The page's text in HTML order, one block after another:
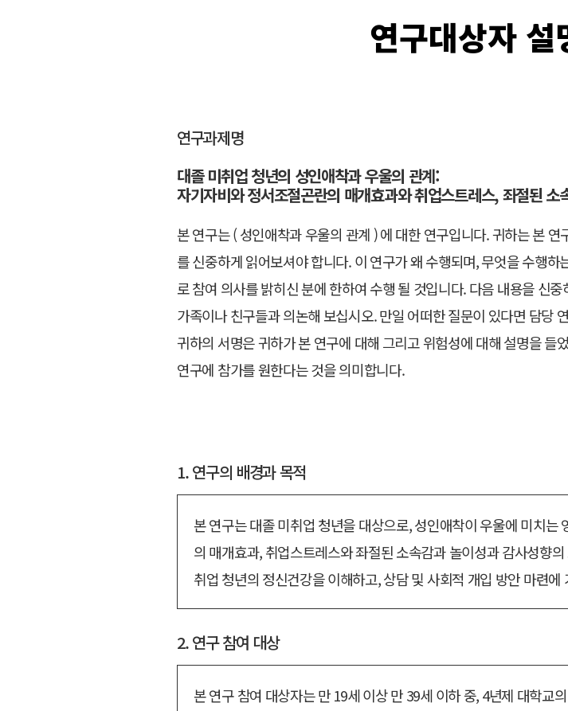
연구대상자 설
연구과제명
대졸 미취업 청년의 성인애착과 우울의 관계:
자기자비와 정서조절곤란의 매개효과와 취업스트레스, 좌절된
본 연구는 ( 성인애착과 우울의 관계 ) 에 대한 연구입니다. 귀하는 본
를 신중하게 읽어보셔야 합니다. 이 연구가 왜 수행되며, 무엇을 수행
로 참여 의사를 밝히신 분에 한하여 수행 될 것입니다. 다음 내용을 신
가족이나 친구들과 의논해 보십시오. 만일 어떠한 질문이 있다면 담당
귀하의 서명은 귀하가 본 연구에 대해 그리고 위험성에 대해 설명을 들
연구에 참가를 원한다는 것을 의미합니다.
1. 연구의 배경과 목적
본 연구는 대졸 미취업 청년을 대상으로, 성인애착이 우울에 미치
의 매개효과, 취업스트레스와 좌절된 소속감과 놀이성과 감사성향
취업 청년의 정신건강을 이해하고, 상담 및 사회적 개입 방안 마련
2. 연구 참여 대상
본 연구 참여 대상자는 만 19세 이상 만 39세 이하 중, 4년제 대학교